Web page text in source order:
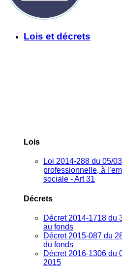
Lois et décrets
Lois
Loi 2014-288 du 05/
professionnelle, à
sociale - Art 31
Décrets
Décret 2014-1718 du
au fonds
Décret 2015-087 du
du fonds
Décret 2016-1306 du
2015